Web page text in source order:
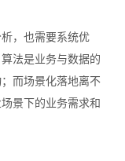
，也需要系统优
法是业务与数据的
而场景化落地离不
景下的业务需求和